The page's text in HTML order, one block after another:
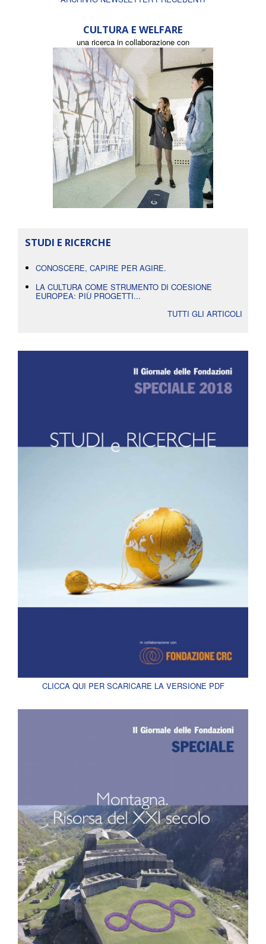
CULTURA E WELFARE
una ricerca in collaborazione con
STUDI E RICERCHE
CONOSCERE, CAPIRE PER AGIRE.
LA CULTURA COME STRUMENTO DI COESIONE
EUROPEA: PIÙ PROGETTI...
TUTTI GLI ARTICOLI
CLICCA QUI PER SCARICARE LA VERSIONE PDF